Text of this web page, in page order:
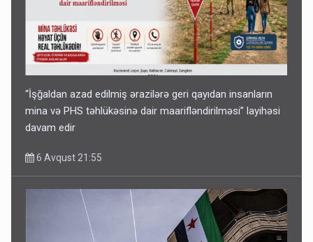
“İşğaldan azad edilmiş ərazilərə geri qayıdan insanların
mina və PHS təhlükəsinə dair maarifləndirilməsi” layihəsi
davam edir
6 Avqust 21:55